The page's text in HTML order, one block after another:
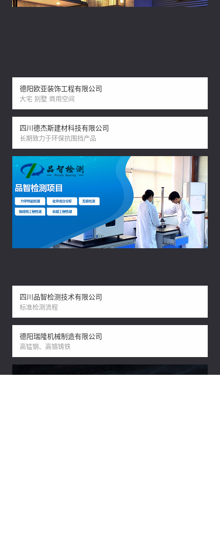
德阳欧亚装饰工程有限公司
大宅 别墅 商用空间
四川德杰斯建材科技有限公司
长期致力于环保抗围挡产品
四川品智检测技术有限公司
标准检测流程
德阳瑞隆机械制造有限公司
高锰钢、高铬铸铁